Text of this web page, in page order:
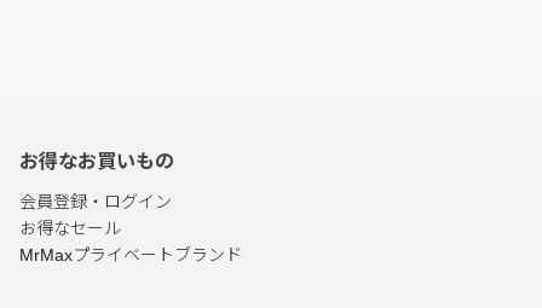
お得なお買いもの
会員登録・ログイン
お得なセール
MrMaxプライベートブランド